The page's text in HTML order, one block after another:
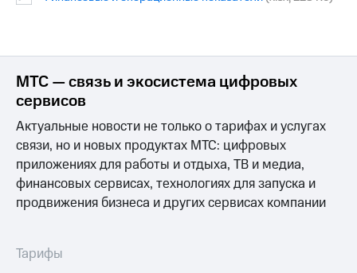
МТС — связь и экосистема цифровых
сервисов
Актуальные новости не только о тарифах и услугах
связи, но и новых продуктах МТС: цифровых
приложениях для работы и отдыха, ТВ и медиа,
финансовых сервисах, технологиях для запуска и
продвижения бизнеса и других сервисах компании
Тарифы